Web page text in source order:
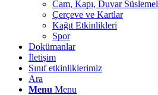
Cam, Kapı, Duvar
Çerçeve ve Kartlar
Kağıt Etkinlikleri
Spor
Dokümanlar
İletişim
Sınıf etkinliklerimiz
Ara
Menu Menu